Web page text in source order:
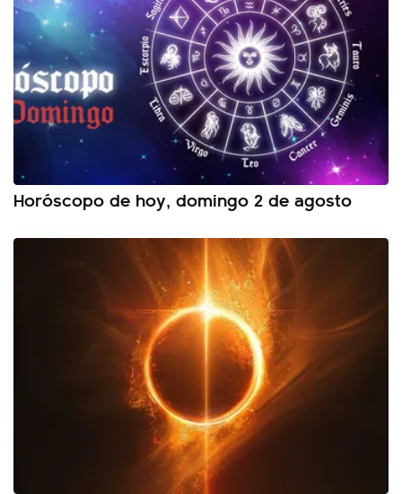
Horóscopo de hoy, domingo 2 de agosto